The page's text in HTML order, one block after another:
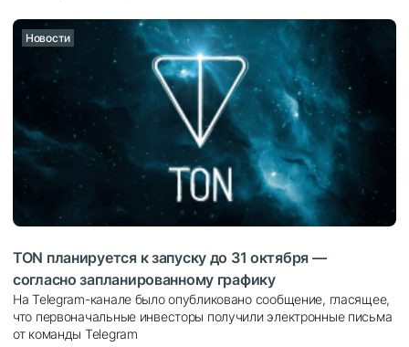
Новости
TON планируется к запуску до 31 октября —
согласно запланированному графику
На Telegram-канале было опубликовано сообщение, гласящее,
что первоначальные инвесторы получили электронные письма
от команды Telegram